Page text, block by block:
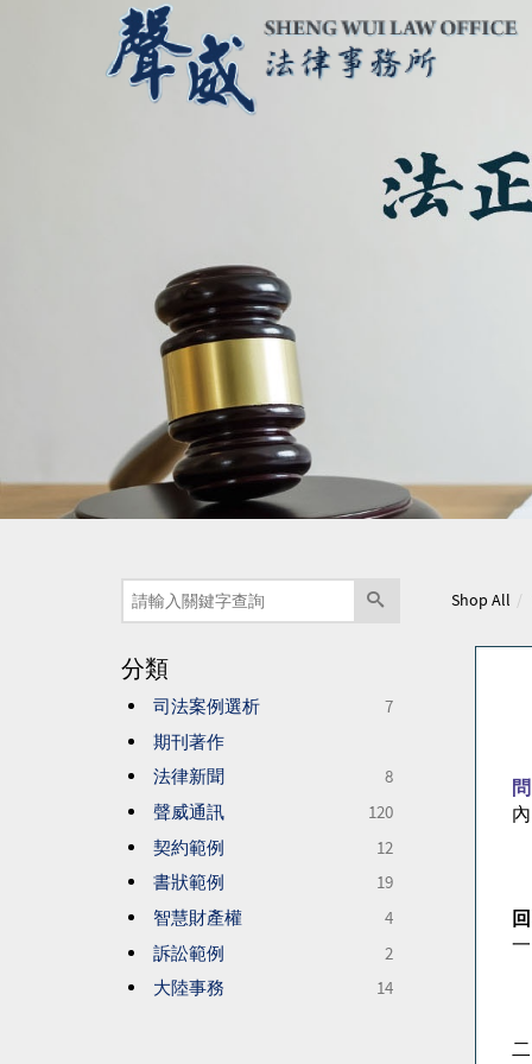
分類
司法案例選析
7
期刊著作
法律新聞
8
聲威通訊
120
契約範例
12
書狀範例
19
智慧財產權
4
訴訟範例
2
大陸事務
14
Shop All